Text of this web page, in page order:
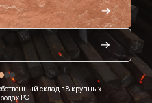
склад в 8 крупных
РФ